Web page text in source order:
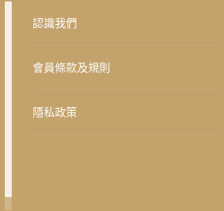
認識我們
會員條款及規則
隱私政策